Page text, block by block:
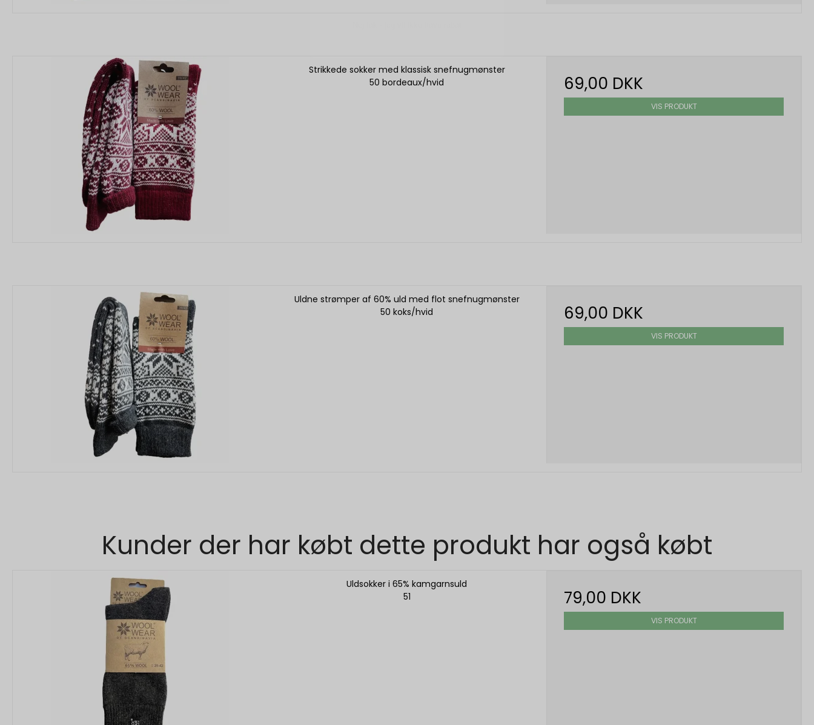
Strikkede sokker med klassisk snefnugmønster
50 bordeaux/hvid
69,00 DKK
VIS PRODUKT
Uldne strømper af 60% uld med flot snefnugmønster
50 koks/hvid
69,00 DKK
VIS PRODUKT
Kunder der har købt dette produkt har også købt
Uldsokker i 65% kamgarnsuld
51
79,00 DKK
VIS PRODUKT